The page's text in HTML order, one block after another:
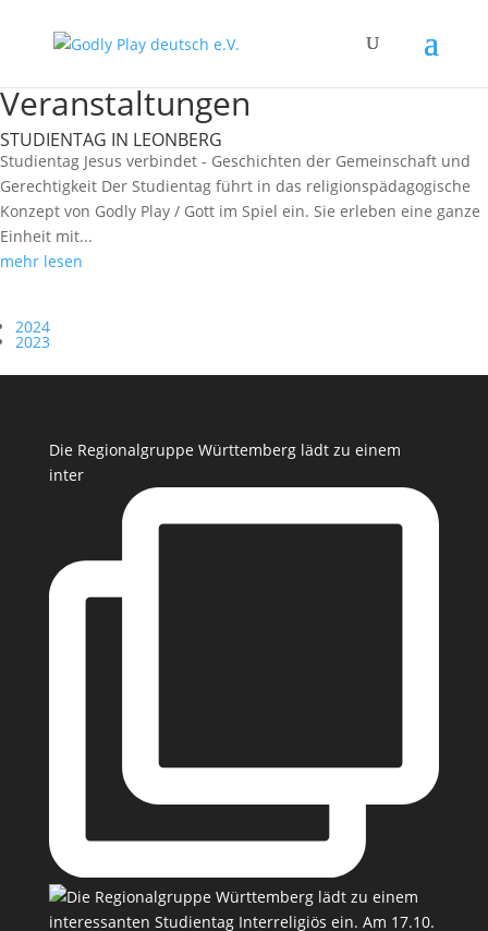
Veranstaltungen
STUDIENTAG IN LEONBERG
Studientag Jesus verbindet - Geschichten der Gemeinschaft und
Gerechtigkeit Der Studientag führt in das religionspädagogische
Konzept von Godly Play / Gott im Spiel ein. Sie erleben eine ganze
Einheit mit...
mehr lesen
2024
2023
Die Regionalgruppe Württemberg lädt zu einem
inter